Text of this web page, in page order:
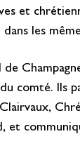
et
les
comté. Ils